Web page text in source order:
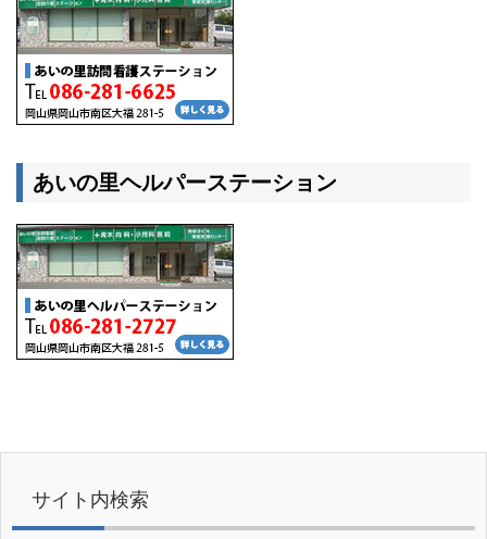
あいの里ヘルパーステーション
サイト内検索